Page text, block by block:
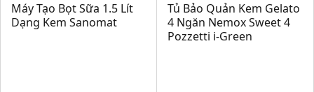
Máy Tạo Bọt Sữa 1.5 Lít
Dạng Kem Sanomat
Tủ Bảo Quản Kem Gelato
4 Ngăn Nemox Sweet 4
Pozzetti i-Green